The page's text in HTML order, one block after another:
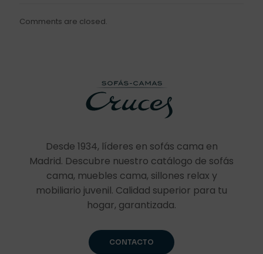
Comments are closed.
Desde 1934, líderes en sofás cama en
Madrid. Descubre nuestro catálogo de sofás
cama, muebles cama, sillones relax y
mobiliario juvenil. Calidad superior para tu
hogar, garantizada.
CONTACTO